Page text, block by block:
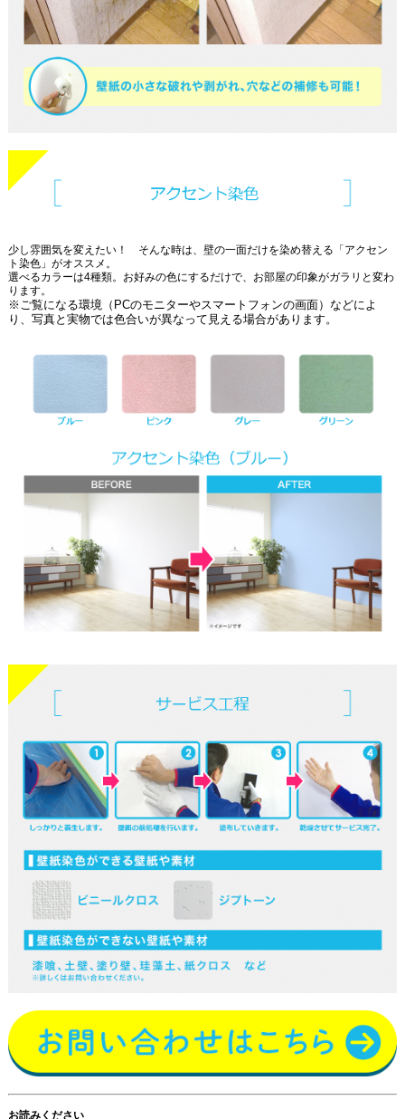
少し雰囲気を変えたい！ そんな時は、壁の一面だけを染め替える「アクセン
ト染色」がオススメ。
選べるカラーは4種類。お好みの色にするだけで、お部屋の印象がガラリと変わ
ります。
※ご覧になる環境（PCのモニターやスマートフォンの画面）などによ
り、写真と実物では色合いが異なって見える場合があります。
お読みください